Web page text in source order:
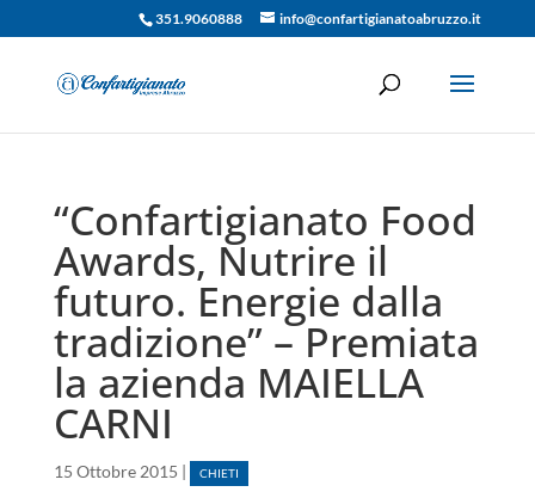
351.9060888 info@confartigianatoabruzzo.it
“Confartigianato Food
Awards, Nutrire il
futuro. Energie dalla
tradizione” – Premiata
la azienda MAIELLA
CARNI
15 Ottobre 2015 | CHIETI